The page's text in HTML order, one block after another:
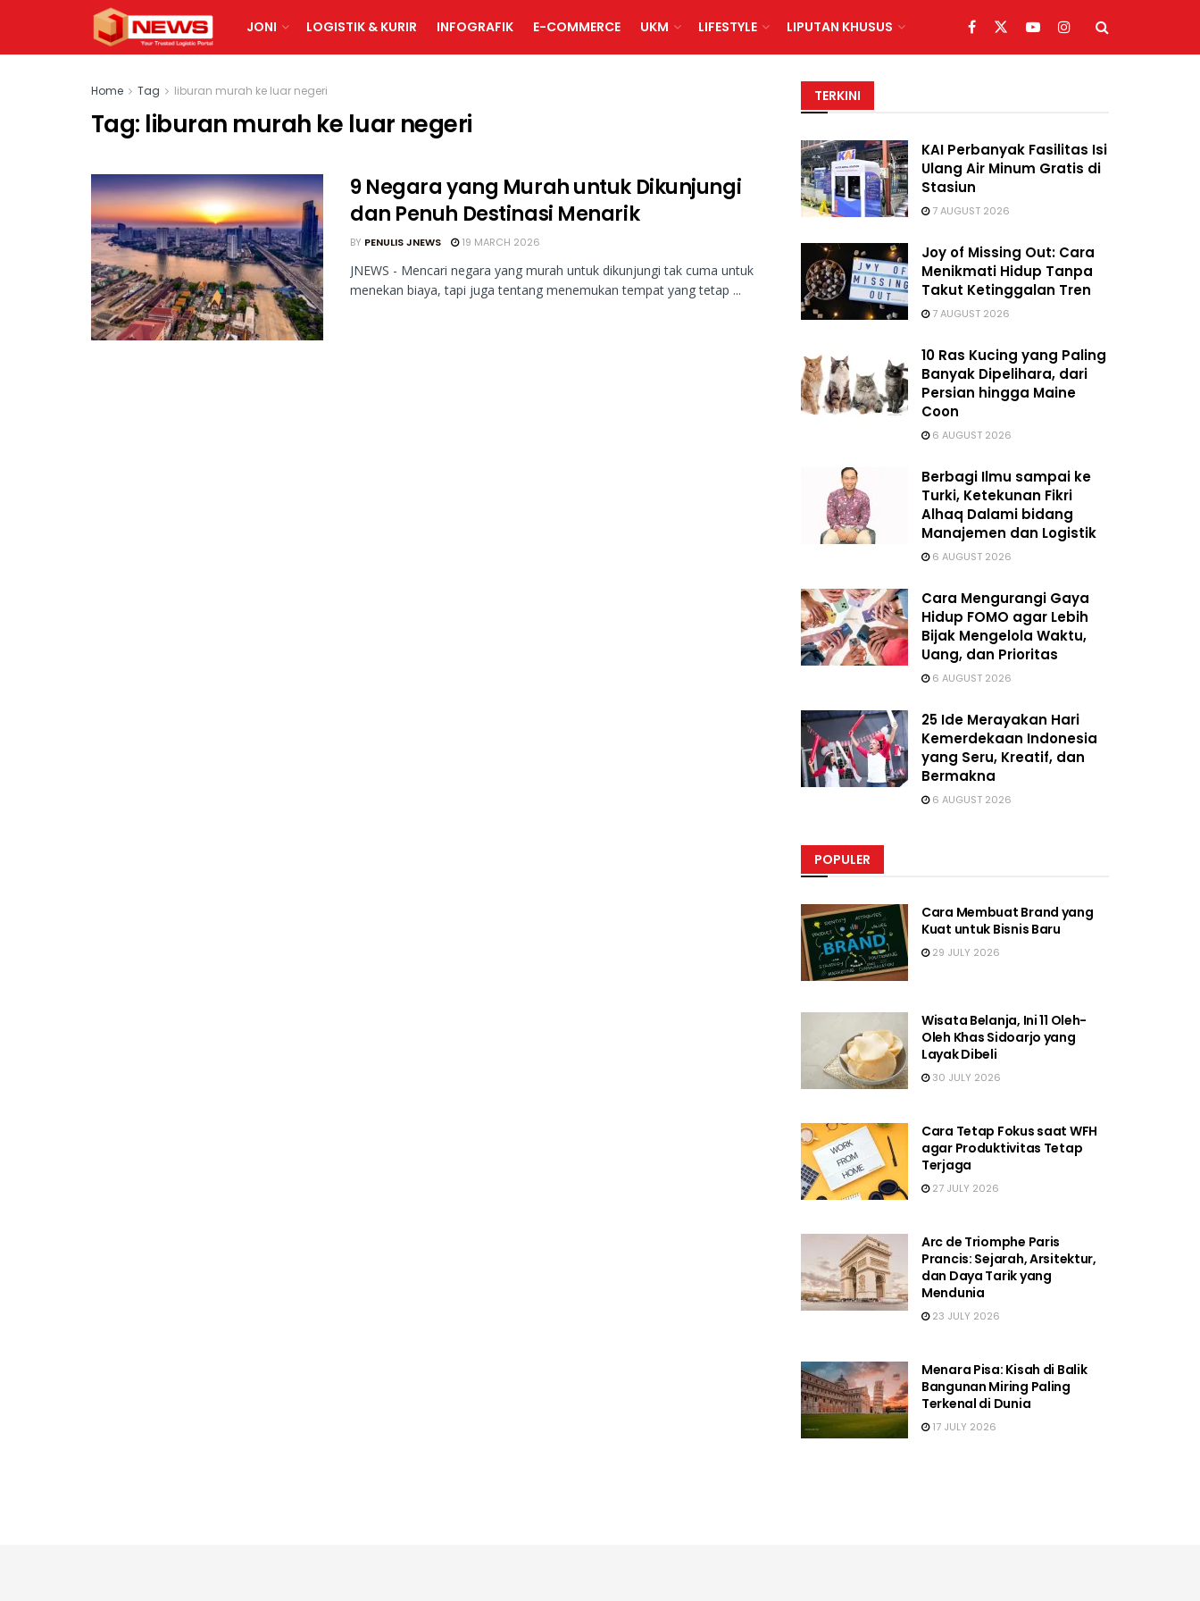
JONI LOGISTIK & KURIR INFOGRAFIK E-COMMERCE UKM LIFESTYLE LIPUTAN KHUSUS
Home Tag liburan murah ke luar negeri
Tag: liburan murah ke luar negeri
9 Negara yang Murah untuk Dikunjungi
dan Penuh Destinasi Menarik
BY PENULIS JNEWS 19 MARCH 2026
JNEWS - Mencari negara yang murah untuk dikunjungi tak cuma untuk
menekan biaya, tapi juga tentang menemukan tempat yang tetap ...
TERKINI
KAI Perbanyak Fasilitas Isi
Ulang Air Minum Gratis di
Stasiun
7 AUGUST 2026
Joy of Missing Out: Cara
Menikmati Hidup Tanpa
Takut Ketinggalan Tren
7 AUGUST 2026
10 Ras Kucing yang Paling
Banyak Dipelihara, dari
Persian hingga Maine
Coon
6 AUGUST 2026
Berbagi Ilmu sampai ke
Turki, Ketekunan Fikri
Alhaq Dalami bidang
Manajemen dan Logistik
6 AUGUST 2026
Cara Mengurangi Gaya
Hidup FOMO agar Lebih
Bijak Mengelola Waktu,
Uang, dan Prioritas
6 AUGUST 2026
25 Ide Merayakan Hari
Kemerdekaan Indonesia
yang Seru, Kreatif, dan
Bermakna
6 AUGUST 2026
POPULER
Cara Membuat Brand yang
Kuat untuk Bisnis Baru
29 JULY 2026
Wisata Belanja, Ini 11 Oleh-
Oleh Khas Sidoarjo yang
Layak Dibeli
30 JULY 2026
Cara Tetap Fokus saat WFH
agar Produktivitas Tetap
Terjaga
27 JULY 2026
Arc de Triomphe Paris
Prancis: Sejarah, Arsitektur,
dan Daya Tarik yang
Mendunia
23 JULY 2026
Menara Pisa: Kisah di Balik
Bangunan Miring Paling
Terkenal di Dunia
17 JULY 2026